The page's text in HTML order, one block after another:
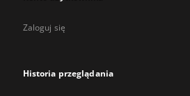
Zaloguj się
Historia przeglądania